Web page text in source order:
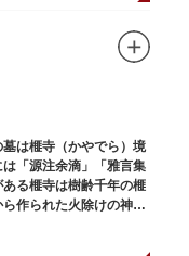
は榧寺（かやでら）境
「源注余滴」「雅言集
る榧寺は樹齢千年の榧
作られた火除けの神、